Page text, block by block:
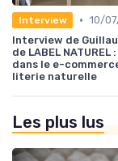
Interview • 10/
Interview de
de LABEL NATUREL
dans le e-
literie naturelle
Les plus lus